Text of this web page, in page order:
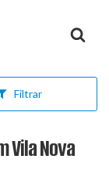
Filtrar
Vila Nova